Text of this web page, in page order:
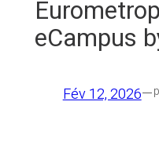
eCampus
Fév 12, 2026—